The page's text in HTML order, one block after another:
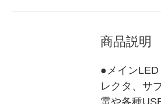
商品説明
●メイン
レクタ、サ